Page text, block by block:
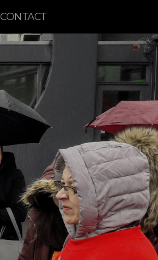
CONTACT